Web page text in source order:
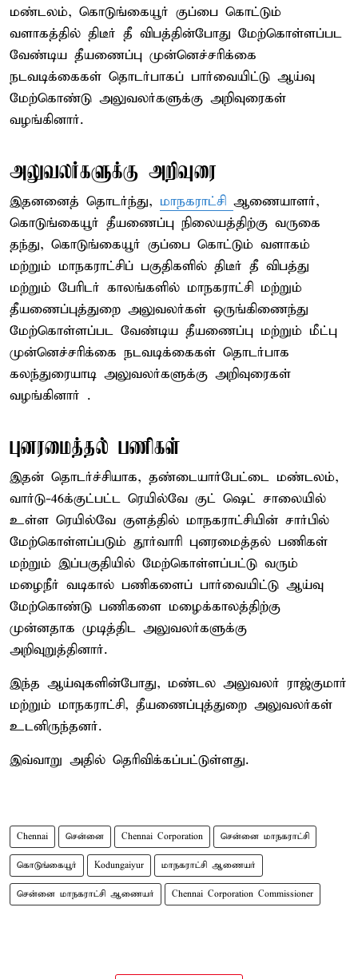
மண்டலம், கொடுங்கையூர் குப்பை கொட்டும்
வளாகத்தில் திடீர் தீ விபத்தின்போது மேற்கொள்ளப்பட
வேண்டிய தீயணைப்பு முன்னெச்சரிக்கை
நடவடிக்கைகள் தொடர்பாகப் பார்வையிட்டு ஆய்வு
மேற்கொண்டு அலுவலர்களுக்கு அறிவுரைகள்
வழங்கினார்.
அலுவலர்களுக்கு அறிவுரை
இதனனைத் தொடர்ந்து, மாநகராட்சி ஆணையாளர்,
கொடுங்கையூர் தீயணைப்பு நிலையத்திற்கு வருகை
தந்து, கொடுங்கையூர் குப்பை கொட்டும் வளாகம்
மற்றும் மாநகராட்சிப் பகுதிகளில் திடீர் தீ விபத்து
மற்றும் பேரிடர் காலங்களில் மாநகராட்சி மற்றும்
தீயணைப்புத்துறை அலுவலர்கள் ஒருங்கிணைந்து
மேற்கொள்ளப்பட வேண்டிய தீயணைப்பு மற்றும் மீட்பு
முன்னெச்சரிக்கை நடவடிக்கைகள் தொடர்பாக
கலந்துரையாடி அலுவலர்களுக்கு அறிவுரைகள்
வழங்கினார் .
புனரமைத்தல் பணிகள்
இதன் தொடர்ச்சியாக, தண்டையார்பேட்டை மண்டலம்,
வார்டு-46க்குட்பட்ட ரெயில்வே குட் ஷெட் சாலையில்
உள்ள ரெயில்வே குளத்தில் மாநகராட்சியின் சார்பில்
மேற்கொள்ளப்படும் தூர்வாரி புனரமைத்தல் பணிகள்
மற்றும் இப்பகுதியில் மேற்கொள்ளப்பட்டு வரும்
மழைநீர் வடிகால் பணிகளைப் பார்வையிட்டு ஆய்வு
மேற்கொண்டு பணிகளை மழைக்காலத்திற்கு
முன்னதாக முடித்திட அலுவலர்களுக்கு
அறிவுறுத்தினார்.
இந்த ஆய்வுகளின்போது, மண்டல அலுவலர் ராஜ்குமார்
மற்றும் மாநகராட்சி, தீயணைப்புத்துறை அலுவலர்கள்
உடனிருந்தனர்.
இவ்வாறு அதில் தெரிவிக்கப்பட்டுள்ளது.
Chennai சென்னை Chennai Corporation சென்னை மாநகராட்சி
கொடுங்கையூர் Kodungaiyur மாநகராட்சி ஆணையர்
சென்னை மாநகராட்சி ஆணையர் Chennai Corporation Commissioner